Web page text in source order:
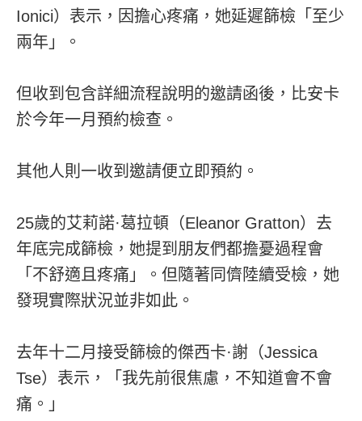
Ionici）表示，因擔心疼痛，她延遲篩檢「至少
兩年」。
但收到包含詳細流程說明的邀請函後，比安卡
於今年一月預約檢查。
其他人則一收到邀請便立即預約。
25歲的艾莉諾·葛拉頓（Eleanor Gratton）去
年底完成篩檢，她提到朋友們都擔憂過程會
「不舒適且疼痛」。但隨著同儕陸續受檢，她
發現實際狀況並非如此。
去年十二月接受篩檢的傑西卡·謝（Jessica
Tse）表示，「我先前很焦慮，不知道會不會
痛。」